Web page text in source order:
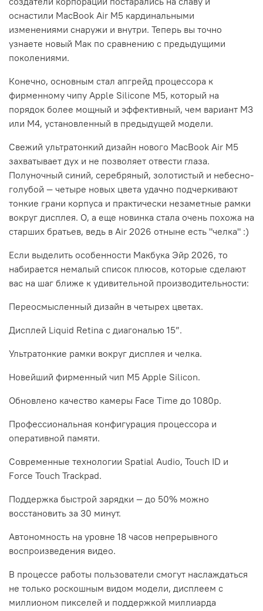
оснастили MacBook Air M5 кардинальными
изменениями снаружи и внутри. Теперь вы точно
узнаете новый Мак по сравнению с предыдущими
поколениями.
Конечно, основным стал апгрейд процессора к
фирменному чипу Apple Silicone M5, который на
порядок более мощный и эффективный, чем вариант M3
или M4, установленный в предыдущей модели.
Свежий ультратонкий дизайн нового MacBook Air M5
захватывает дух и не позволяет отвести глаза.
Полуночный синий, серебряный, золотистый и небесно-
голубой — четыре новых цвета удачно подчеркивают
тонкие грани корпуса и практически незаметные рамки
вокруг дисплея. О, а еще новинка стала очень похожа на
старших братьев, ведь в Air 2026 отныне есть "челка" :)
Если выделить особенности Макбука Эйр 2026, то
набирается немалый список плюсов, которые сделают
вас на шаг ближе к удивительной производительности:
Переосмысленный дизайн в четырех цветах.
Дисплей Liquid Retina с диагональю 15”.
Ультратонкие рамки вокруг дисплея и челка.
Новейший фирменный чип М5 Apple Silicon.
Обновлено качество камеры Face Time до 1080p.
Профессиональная конфигурация процессора и
оперативной памяти.
Современные технологии Spatial Audio, Touch ID и
Force Touch Trackpad.
Поддержка быстрой зарядки — до 50% можно
восстановить за 30 минут.
Автономность на уровне 18 часов непрерывного
воспроизведения видео.
В процессе работы пользователи смогут наслаждаться
не только роскошным видом модели, дисплеем с
миллионом пикселей и поддержкой миллиарда